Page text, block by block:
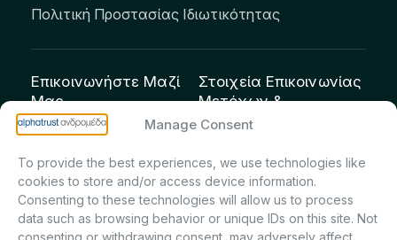
Manage Consent
To provide the best experiences, we use technologies like
cookies to store and/or access device information.
Consenting to these technologies will allow us to process
data such as browsing behavior or unique IDs on this site. Not
consenting or withdrawing consent, may adversely affect
Πολιτική Προστασίας Ιδιωτικότητας
Επικοινωνήστε Μαζί
Μας
info@andromeda.eu
Οδός Αριστείδου 1,
Κηφισιά Τ.Κ. 14561
Στοιχεία Επικοινωνίας
Μετόχων &
Επενδυτών:
Πρίντσιου – Corporate
Secretary & Investor
Relations – Τμήμα